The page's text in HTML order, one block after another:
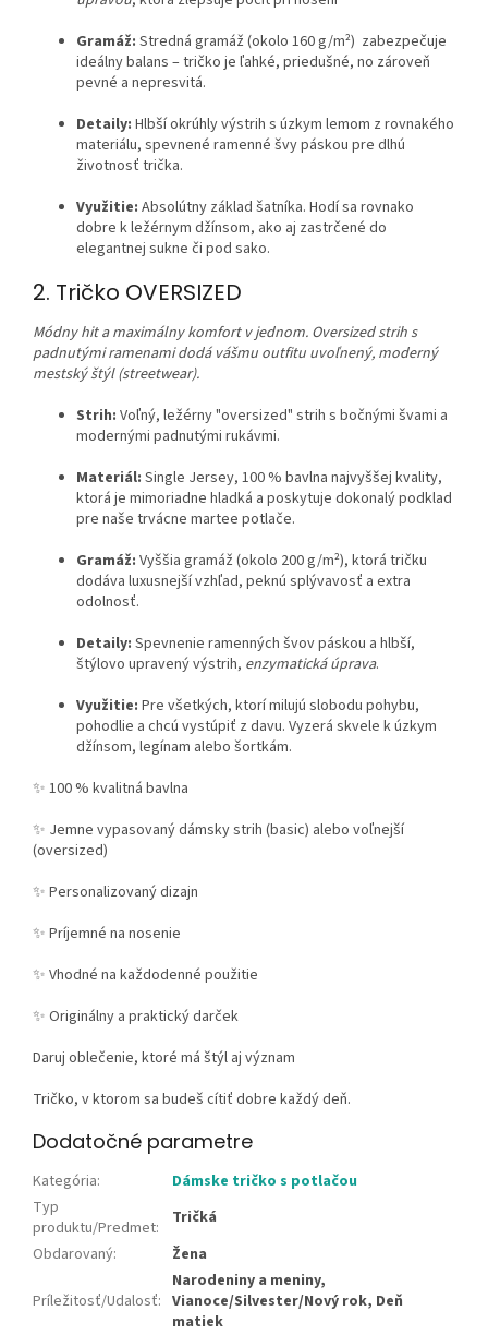
Gramáž: Stredná gramáž (okolo 160 g/m²) zabezpečuje
ideálny balans – tričko je ľahké, priedušné, no zároveň
pevné a nepresvitá.
Detaily: Hlbší okrúhly výstrih s úzkym lemom z rovnakého
materiálu, spevnené ramenné švy páskou pre dlhú
životnosť trička.
Využitie: Absolútny základ šatníka. Hodí sa rovnako
dobre k ležérnym džínsom, ako aj zastrčené do
elegantnej sukne či pod sako.
2. Tričko OVERSIZED
Módny hit a maximálny komfort v jednom. Oversized strih s
padnutými ramenami dodá vášmu outfitu uvoľnený, moderný
mestský štýl (streetwear).
Strih: Voľný, ležérny "oversized" strih s bočnými švami a
modernými padnutými rukávmi.
Materiál: Single Jersey, 100 % bavlna najvyššej kvality,
ktorá je mimoriadne hladká a poskytuje dokonalý podklad
pre naše trvácne martee potlače.
Gramáž: Vyššia gramáž (okolo 200 g/m²), ktorá tričku
dodáva luxusnejší vzhľad, peknú splývavosť a extra
odolnosť.
Detaily: Spevnenie ramenných švov páskou a hlbší,
štýlovo upravený výstrih, enzymatická úprava.
Využitie: Pre všetkých, ktorí milujú slobodu pohybu,
pohodlie a chcú vystúpiť z davu. Vyzerá skvele k úzkym
džínsom, legínam alebo šortkám.
✨ 100 % kvalitná bavlna
✨ Jemne vypasovaný dámsky strih (basic) alebo voľnejší
(oversized)
✨ Personalizovaný dizajn
✨ Príjemné na nosenie
✨ Vhodné na každodenné použitie
✨ Originálny a praktický darček
Daruj oblečenie, ktoré má štýl aj význam
Tričko, v ktorom sa budeš cítiť dobre každý deň.
Dodatočné parametre
Kategória:
Dámske tričko s potlačou
Typ
produktu/Predmet:
Tričká
Obdarovaný: Žena
Príležitosť/Udalosť:
Narodeniny a meniny,
Vianoce/Silvester/Nový rok, Deň
matiek